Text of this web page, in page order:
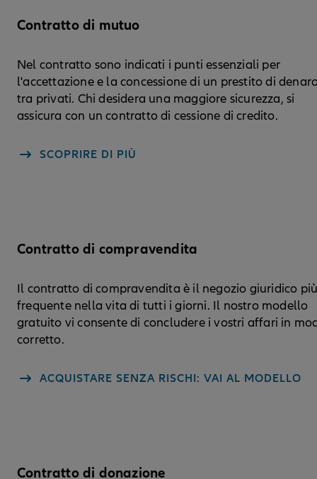
Contratto di mutuo
Nel contratto sono indicati i punti essenziali per
l'accettazione e la concessione di un prestito di
tra privati. Chi desidera una maggiore sicurezza, si
assicura con un contratto di cessione di credito.
SCOPRIRE DI PIÙ
Contratto di compravendita
Il contratto di compravendita è il negozio giuridico
frequente nella vita di tutti i giorni. Il nostro modello
gratuito vi consente di concludere i vostri affari in
corretto.
ACQUISTARE SENZA RISCHI: VAI AL MODELLO
Contratto di donazione